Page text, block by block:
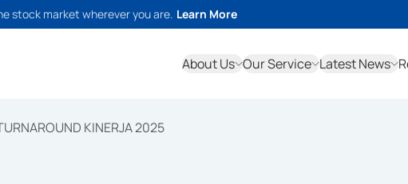
stock market wherever you are. Learn More
About Us Our Service Latest News
KINERJA 2025